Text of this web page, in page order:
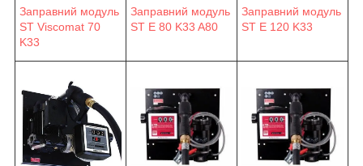
Заправний модуль
ST Viscomat 70
K33
Заправний модуль
ST E 80 K33 A80
Заправний модуль
ST E 120 K33